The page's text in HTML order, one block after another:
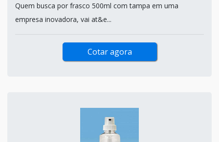
Quem busca por frasco 500ml com tampa em uma
empresa inovadora, vai at&e...
Cotar agora